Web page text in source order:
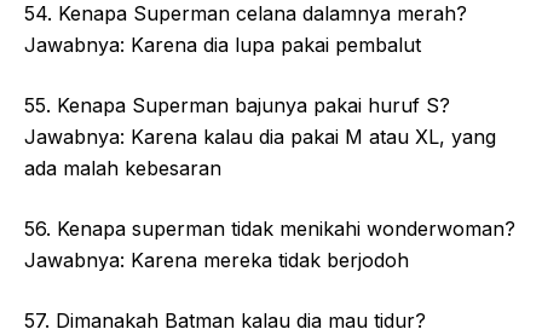
54. Kenapa Superman celana dalamnya merah?
Jawabnya: Karena dia lupa pakai pembalut
55. Kenapa Superman bajunya pakai huruf S?
Jawabnya: Karena kalau dia pakai M atau XL, yang
ada malah kebesaran
56. Kenapa superman tidak menikahi wonderwoman?
Jawabnya: Karena mereka tidak berjodoh
57. Dimanakah Batman kalau dia mau tidur?